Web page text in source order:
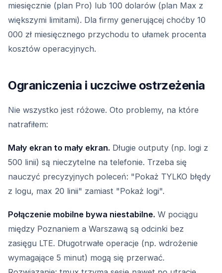
miesięcznie (plan Pro) lub 100 dolarów (plan Max z
większymi limitami). Dla firmy generującej choćby 10
000 zł miesięcznego przychodu to ułamek procenta
kosztów operacyjnych.
Ograniczenia i uczciwe ostrzeżenia
Nie wszystko jest różowe. Oto problemy, na które
natrafiłem:
Mały ekran to mały ekran. Długie outputy (np. logi z
500 linii) są nieczytelne na telefonie. Trzeba się
nauczyć precyzyjnych poleceń: "Pokaż TYLKO błędy
z logu, max 20 linii" zamiast "Pokaż logi".
Połączenie mobilne bywa niestabilne. W pociągu
między Poznaniem a Warszawą są odcinki bez
zasięgu LTE. Długotrwałe operacje (np. wdrożenie
wymagające 5 minut) mogą się przerwać.